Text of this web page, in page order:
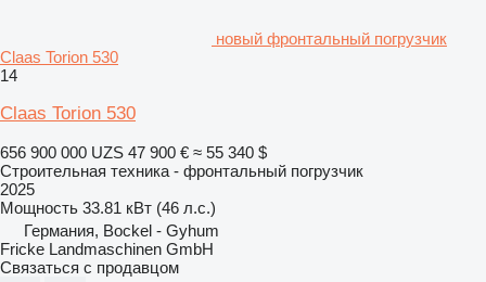
новый фронтальный погрузчик
Claas Torion 530
14
Claas Torion 530
656 900 000 UZS 47 900 € ≈ 55 340 $
Строительная техника - фронтальный погрузчик
2025
Мощность 33.81 кВт (46 л.с.)
Германия, Bockel - Gyhum
Fricke Landmaschinen GmbH
Связаться с продавцом